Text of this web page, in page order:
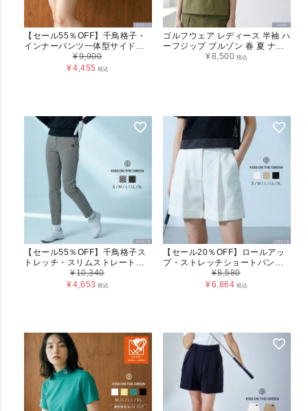
【セール55％OFF】千鳥格子・
インナーパンツ一体型サイドポ
ケットスカート レディース
¥9,900
¥4,455 税込
ゴルフウェア レディース 半袖 ハ
ーフジップ ブルゾン 春 夏 ナイ
ロン プルオーバー メッシュ 涼し
¥8,500 税込
【セール55％OFF】千鳥格子ス
トレッチ・スリムストレートパ
ンツ レディース（G0016）
¥10,340
¥4,653 税込
【セール20％OFF】ロールアッ
プ・ストレッチショートパンツ
¥8,580
¥6,864 税込